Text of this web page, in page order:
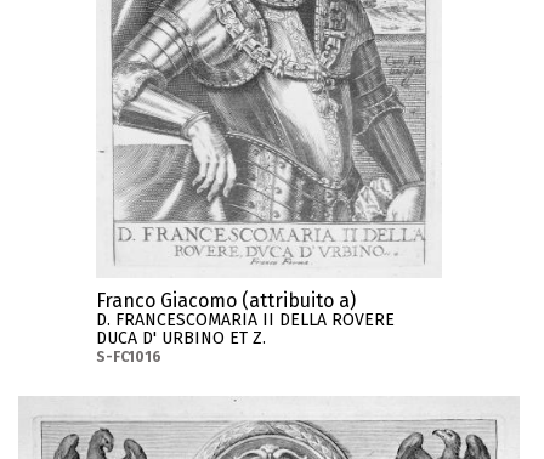
Franco Giacomo (attribuito a)
D. FRANCESCOMARIA II DELLA ROVERE
DUCA D' URBINO ET Z.
S-FC1016